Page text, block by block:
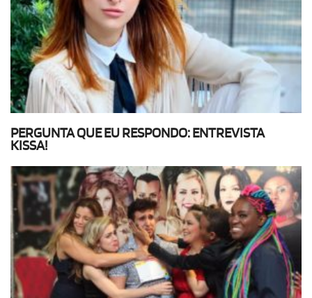
PERGUNTA QUE EU RESPONDO: ENTREVISTA
KISSA!